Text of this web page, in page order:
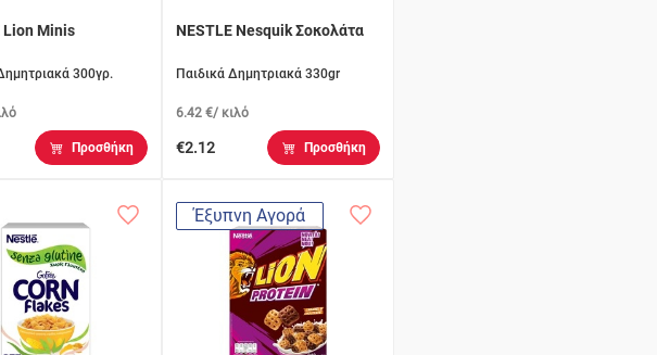
Lion Minis
300γρ.
Προσθήκη
NESTLE Nesquik Σοκολάτα
Παιδικά Δημητριακά 330gr
6.42 €/ κιλό
€2.12 Προσθήκη
Έξυπνη Αγορά